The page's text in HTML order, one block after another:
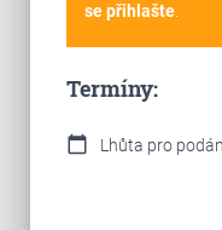
se přihlašte.
Termíny:
calendar_today Lhůta pro